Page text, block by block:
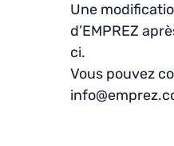
Une
d’EMPREZ
ci.
Vous pouvez